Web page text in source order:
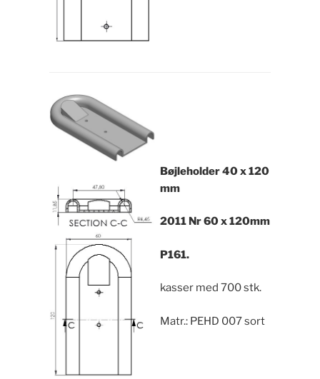
Bøjleholder40 x 120
mm
2011 Nr 60 x 120mm
P161.
kasser med 700 stk.
Matr.: PEHD 007 sort